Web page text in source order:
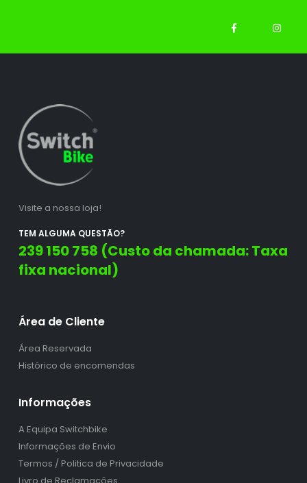
Visite a nossa loja!
TEM ALGUMA QUESTÃO?
239 150 758 (Custo da chamada: Taxa
fixa nacional)
Área de Cliente
Área Reservada
Histórico de encomendas
Informações
A Equipa Switchbike
Informações de Envio
Termos / Politica de Privacidade